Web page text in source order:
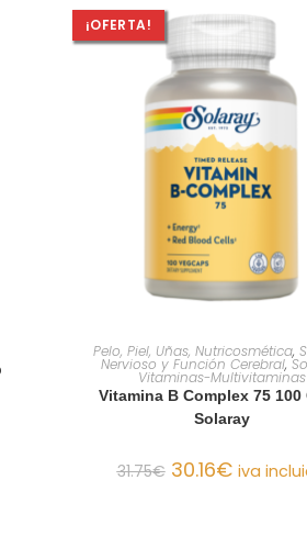
¡OFERTA!
AÑADIR AL CARRITO
Pelo, Piel, Uñas, Nutricosmética,
Nervioso y Función Cerebral,
Vitaminas-Multivitaminas
Vitamina B Complex 75 100
Solaray
31.75€ 30.16€ iva